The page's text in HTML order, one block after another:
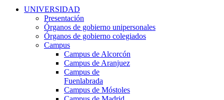
UNIVERSIDAD
Presentación
Órganos de gobierno unipersonales
Órganos de gobierno colegiados
Campus
Campus de Alcorcón
Campus de Aranjuez
Campus de
Fuenlabrada
Campus de Móstoles